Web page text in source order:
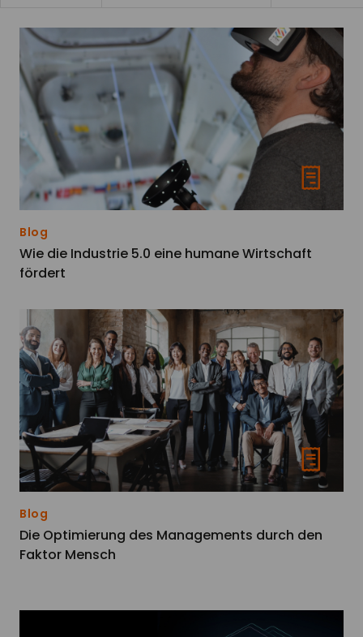
Blog
Wie die Industrie 5.0 eine humane Wirtschaft
fördert
Blog
Die Optimierung des Managements durch den
Faktor Mensch